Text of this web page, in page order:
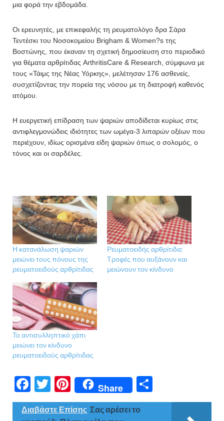
μια φορά την εβδομάδα.
Οι ερευνητές, με επικεφαλής τη ρευματολόγο δρα Σάρα
Τεντέσκι του Νοσοκομείου Brigham & Women?s της
Βοστώνης, που έκαναν τη σχετική δημοσίευση στο περιοδικό
για θέματα αρθρίτιδας ArthritisCare & Research, σύμφωνα με
τους «Τάιμς της Νέας Υόρκης», μελέτησαν 176 ασθενείς,
συσχετίζοντας την πορεία της νόσου με τη διατροφή καθενός
ατόμου.
Η ευεργετική επίδραση των ψαριών αποδίδεται κυρίως στις
αντιφλεγμονώδεις ιδιότητες των ωμέγα-3 λιπαρών οξέων που
περιέχουν, ιδίως ορισμένα είδη ψαριών όπως ο σολομός, ο
τόνος και οι σαρδέλες.
Η κατανάλωση ψαριών
μειώνει τους πόνους της
ρευματοειδούς αρθρίτιδας
Ρευματοειδής αρθρίτιδα:
Τροφές που αυξάνουν και
μειώνουν τον κίνδυνο
Το αντισυλληπτικό χάπι
μειώνει τον κίνδυνο
ρευματοειδούς αρθρίτιδας
F
ac
e
T
w
itt
Pi
nt
er
Share
οι
Διαβάστε Επίσης Σας αρέσει το